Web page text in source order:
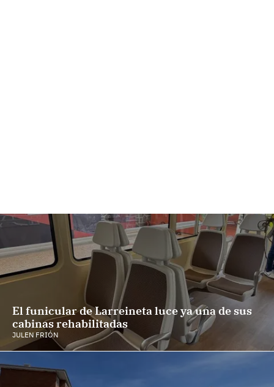
El funicular de Larreineta luce ya una de sus
cabinas rehabilitadas
JULEN FRIÓN